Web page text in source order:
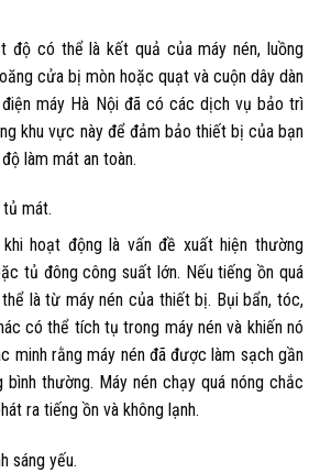
độ có thể là kết quả của máy nén, luồng
cửa bị mòn hoặc quạt và cuộn dây dàn
điện máy Hà Nội đã có các dịch vụ bảo trì
khu vực này để đảm bảo thiết bị của bạn
làm mát an toàn.
mát.
hoạt động là vấn đề xuất hiện thường
tủ đông công suất lớn. Nếu tiếng ồn quá
thể là từ máy nén của thiết bị. Bụi bẩn, tóc,
có thể tích tụ trong máy nén và khiến nó
minh rằng máy nén đã được làm sạch gần
bình thường. Máy nén chạy quá nóng chắc
ra tiếng ồn và không lạnh.
sáng yếu.